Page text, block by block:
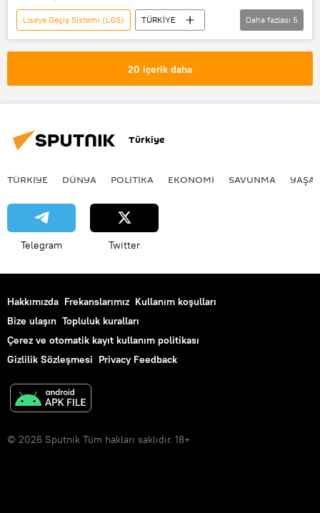
Liseye Geçiş Sistemi (LGS)
TÜRKİYE
Milli Eğitim Bakanlığı (MEB)
Sınav
sınav yerleri
Daha fazlası 5
20 içerik daha
Türkiye
TÜRKIYE DÜNYA POLİTİKA EKONOMİ SAVUNMA
Telegram Twitter
Hakkımızda Frekanslarımız Kullanım koşulları
Bize ulaşın Topluluk kuralları
Çerez ve otomatik kayıt kullanım politikası
Gizlilik Sözleşmesi Privacy Feedback
© 2026 Sputnik Tüm hakları saklıdır. 18+